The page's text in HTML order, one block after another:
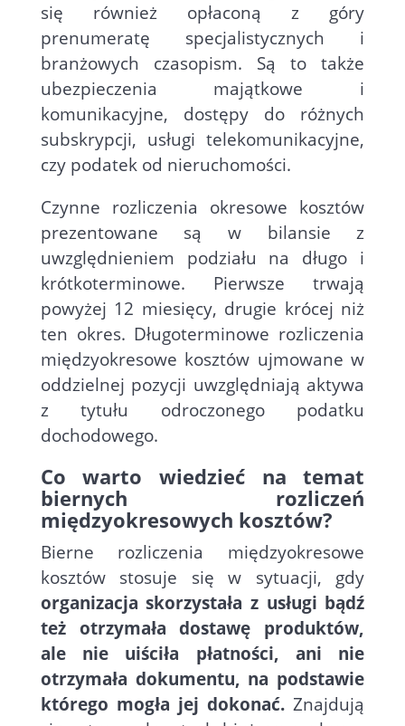
się również opłaconą z góry
prenumeratę specjalistycznych i
branżowych czasopism. Są to także
ubezpieczenia majątkowe i
komunikacyjne, dostępy do różnych
subskrypcji, usługi telekomunikacyjne,
czy podatek od nieruchomości.
Czynne rozliczenia okresowe kosztów
prezentowane są w bilansie z
uwzględnieniem podziału na długo i
krótkoterminowe. Pierwsze trwają
powyżej 12 miesięcy, drugie krócej niż
ten okres. Długoterminowe rozliczenia
międzyokresowe kosztów ujmowane w
oddzielnej pozycji uwzględniają aktywa
z tytułu odroczonego podatku
dochodowego.
Co warto wiedzieć na temat
biernych rozliczeń
międzyokresowych kosztów?
Bierne rozliczenia międzyokresowe
kosztów stosuje się w sytuacji, gdy
organizacja skorzystała z usługi bądź
też otrzymała dostawę produktów,
ale nie uiściła płatności, ani nie
otrzymała dokumentu, na podstawie
którego mogła jej dokonać. Znajdują